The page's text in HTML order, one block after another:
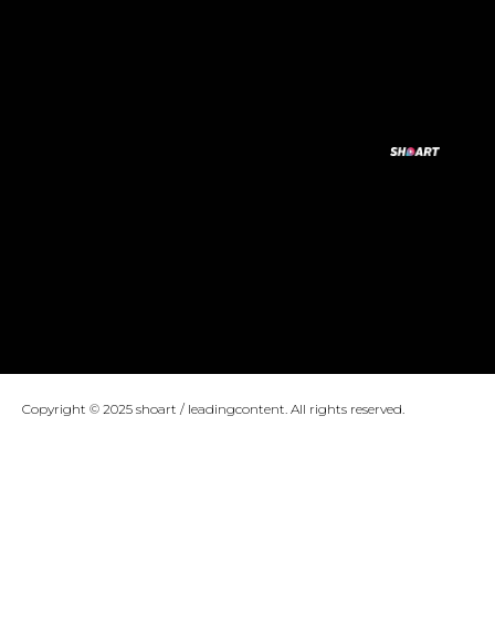
Copyright © 2025 shoart / leadingcontent. All rights reserved.